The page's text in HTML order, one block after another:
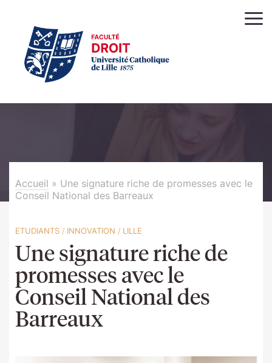
Accueil » Une signature riche de promesses avec le
Conseil National des Barreaux
ETUDIANTS / INNOVATION / LILLE
Une signature riche de
promesses avec le
Conseil National des
Barreaux